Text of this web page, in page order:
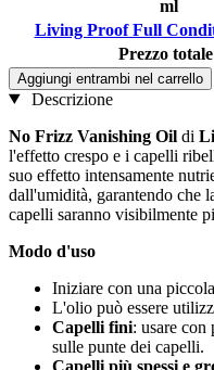
ml
Living Proof Full
Prezzo
Aggiungi entrambi nel carrello
Descrizione
No Frizz Vanishing Oil di
l'effetto crespo e i capelli
suo effetto intensamente
dall'umidità, garantendo che
capelli saranno visibilmente
Modo d'uso
Iniziare con una
L'olio può essere
Capelli fini: usare con
sulle punte dei capelli.
Capelli più spessi e